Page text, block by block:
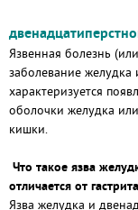
Язвенная
Язвенная болезнь
заболевание
характеризуется
оболочки желудка
кишки.
Что такое язва
отличается от
Язва желудка и